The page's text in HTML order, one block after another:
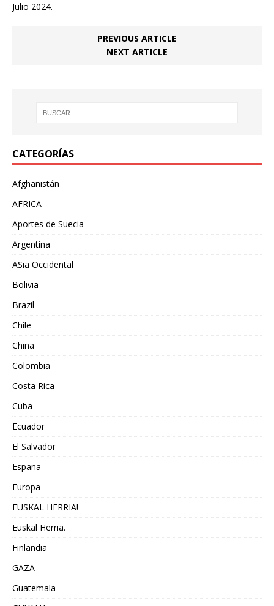
Julio 2024.
PREVIOUS ARTICLE
NEXT ARTICLE
CATEGORÍAS
Afghanistán
AFRICA
Aportes de Suecia
Argentina
ASia Occidental
Bolivia
Brazil
Chile
China
Colombia
Costa Rica
Cuba
Ecuador
El Salvador
España
Europa
EUSKAL HERRIA!
Euskal Herria.
Finlandia
GAZA
Guatemala